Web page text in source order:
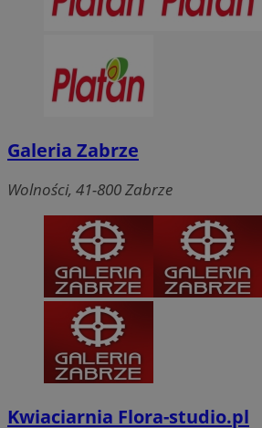
Galeria Zabrze
Wolności, 41-800 Zabrze
Kwiaciarnia Flora-studio.pl